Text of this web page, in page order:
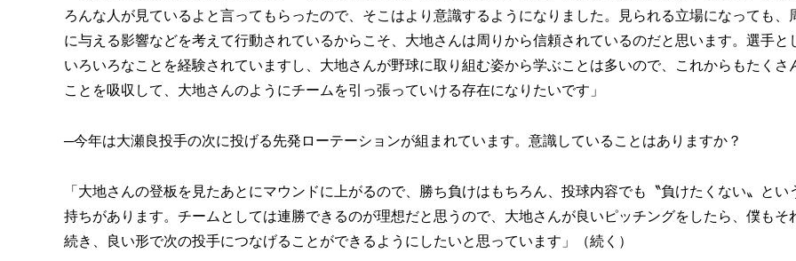
ろんな人が見ているよと言ってもらったので、そこはより意識するようになりました。見られる立場になっても、
に与える影響などを考えて行動されているからこそ、大地さんは周りから信頼されているのだと思います。選手と
いろいろなことを経験されていますし、大地さんが野球に取り組む姿から学ぶことは多いので、これからもたくさ
ことを吸収して、大地さんのようにチームを引っ張っていける存在になりたいです」
─今年は大瀬良投手の次に投げる先発ローテーションが組まれています。意識していることはありますか？
「大地さんの登板を見たあとにマウンドに上がるので、勝ち負けはもちろん、投球内容でも〝負けたくない〟とい
持ちがあります。チームとしては連勝できるのが理想だと思うので、大地さんが良いピッチングをしたら、僕もそ
続き、良い形で次の投手につなげることができるようにしたいと思っています」（続く）